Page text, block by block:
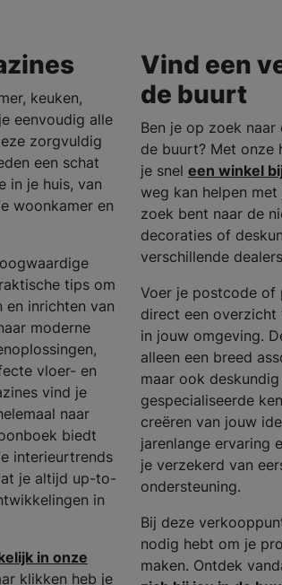
keuken,
eenvoudig alle
zorgvuldig
een schat
in je huis, van
woonkamer en
tips om
en inrichten van
moderne
vloer- en
vind je
naar
biedt
interieurtrends
je altijd up-to-
in
in onze
klikken heb je
Vind een
de buurt
Ben je op zoek
de buurt? Met onze
je snel een winkel
weg kan helpen
zoek bent naar de
decoraties of
verschillende
Voer je postcode of
direct een overzicht
in jouw omgeving.
alleen een breed
maar ook
gespecialiseerde
creëren van jouw
jarenlange ervaring
je verzekerd van
ondersteuning.
Bij deze
nodig hebt om je
maken. Ontdek